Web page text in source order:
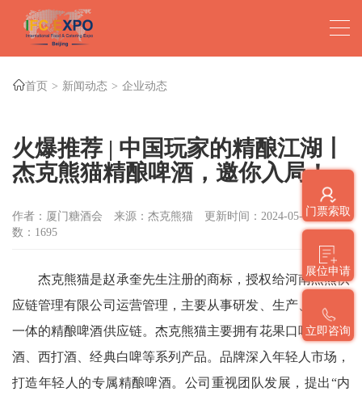
门票索取
展位申请
立即咨询
首页 新闻动态 企业动态
火爆推荐 | 中国玩家的精酿江湖丨
杰克熊猫精酿啤酒，邀你入局！
作者：厦门糖酒会 来源：杰克熊猫 更新时间：2024-05-04
点击
数： 1695
杰克熊猫是赵承奎先生注册的商标，授权给河南杰熊供
应链管理有限公司运营管理，主要从事研发、生产、销售于
一体的精酿啤酒供应链。杰克熊猫主要拥有花果口味精酿啤
酒、西打酒、经典白啤等系列产品。品牌深入年轻人市场，
打造年轻人的专属精酿啤酒。公司重视团队发展，提出“内